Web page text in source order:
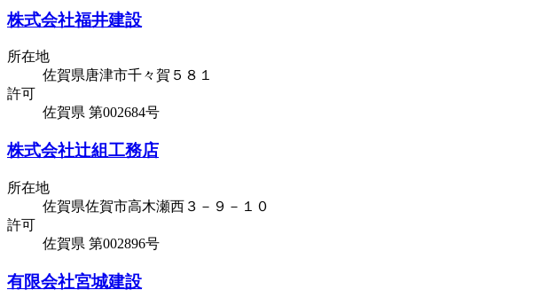
株式会社福井建設
所在地
佐賀県唐津市千々賀５８１
許可
佐賀県 第002684号
株式会社辻組工務店
所在地
佐賀県佐賀市高木瀬西３－９－１０
許可
佐賀県 第002896号
有限会社宮城建設